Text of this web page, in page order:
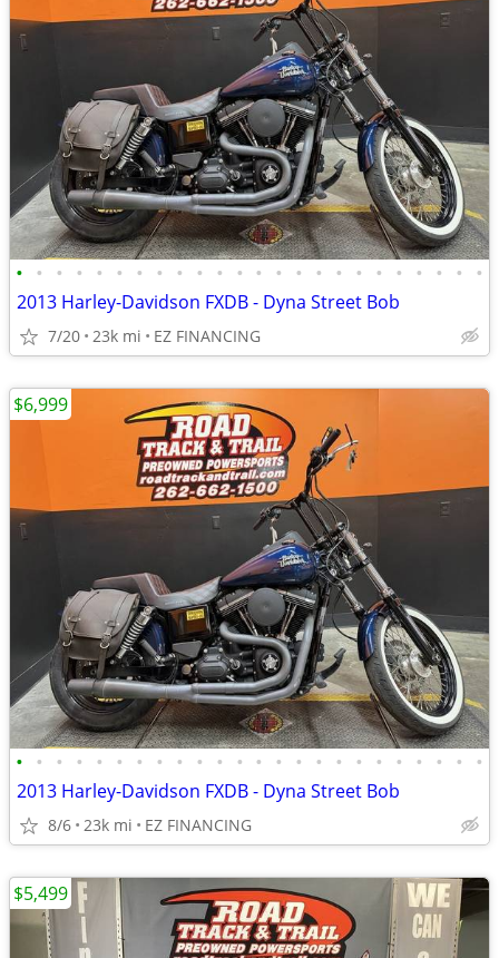
• • • • • • • • • • • • • • • • • • • • • • • •
2013 Harley-Davidson FXDB - Dyna Street Bob
7/20 23k mi EZ FINANCING
• • • • • • • • • • • • • • • • • • • • • • • •
2013 Harley-Davidson FXDB - Dyna Street Bob
8/6 23k mi EZ FINANCING
$6,999
$5,499